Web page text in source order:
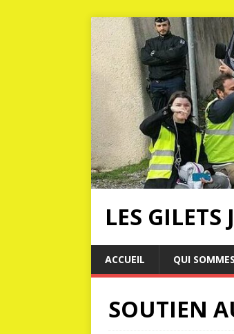
LES
ACCUEIL QUI
SOUTIEN